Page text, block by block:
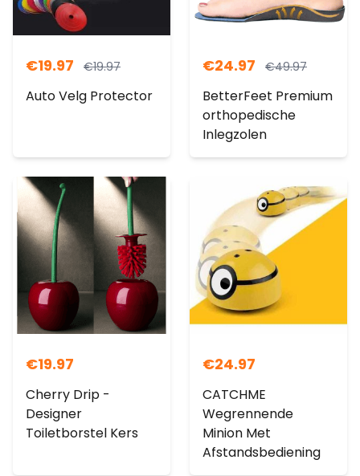
€19.97 €19.97
Auto Velg Protector
€24.97 €49.97
BetterFeet Premium
orthopedische
Inlegzolen
€19.97
Cherry Drip -
Designer
Toiletborstel Kers
€24.97
CATCHME
Wegrennende
Minion Met
Afstandsbediening